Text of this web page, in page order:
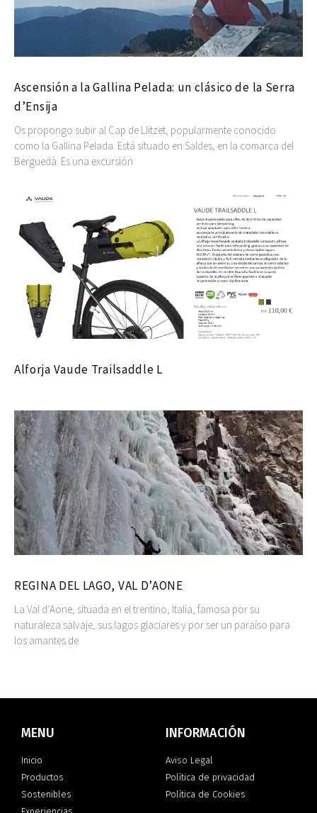
Ascensión a la Gallina Pelada: un clásico de la Serra
d’Ensija
Os propongo subir al Cap de Llitzet, popularmente conocido
como la Gallina Pelada. Está situado en Saldes, en la comarca del
Berguedà. Es una excursión
Alforja Vaude Trailsaddle L
REGINA DEL LAGO, VAL D’AONE
La Val d’Aone, situada en el trentino, Italia, famosa por su
naturaleza salvaje, sus lagos glaciares y por ser un paraíso para
los amantes de
MENU
Inicio
Productos
Sostenibles
INFORMACIÓN
Aviso Legal
Política de privacidad
Política de Cookies